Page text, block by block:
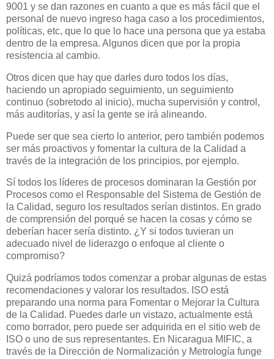
9001 y se dan razones en cuanto a que es más fácil que el
personal de nuevo ingreso haga caso a los procedimientos,
políticas, etc, que lo que lo hace una persona que ya estaba
dentro de la empresa. Algunos dicen que por la propia
resistencia al cambio.
Otros dicen que hay que darles duro todos los días,
haciendo un apropiado seguimiento, un seguimiento
continuo (sobretodo al inicio), mucha supervisión y control,
más auditorías, y así la gente se irá alineando.
Puede ser que sea cierto lo anterior, pero también podemos
ser más proactivos y fomentar la cultura de la Calidad a
través de la integración de los principios, por ejemplo.
Sí todos los líderes de procesos dominaran la Gestión por
Procesos como el Responsable del Sistema de Gestión de
la Calidad, seguro los resultados serían distintos. En grado
de comprensión del porqué se hacen la cosas y cómo se
deberían hacer sería distinto. ¿Y si todos tuvieran un
adecuado nivel de liderazgo o enfoque al cliente o
compromiso?
Quizá podríamos todos comenzar a probar algunas de estas
recomendaciones y valorar los resultados. ISO está
preparando una norma para Fomentar o Mejorar la Cultura
de la Calidad. Puedes darle un vistazo, actualmente está
como borrador, pero puede ser adquirida en el sitio web de
ISO o uno de sus representantes. En Nicaragua MIFIC, a
través de la Dirección de Normalización y Metrología funge